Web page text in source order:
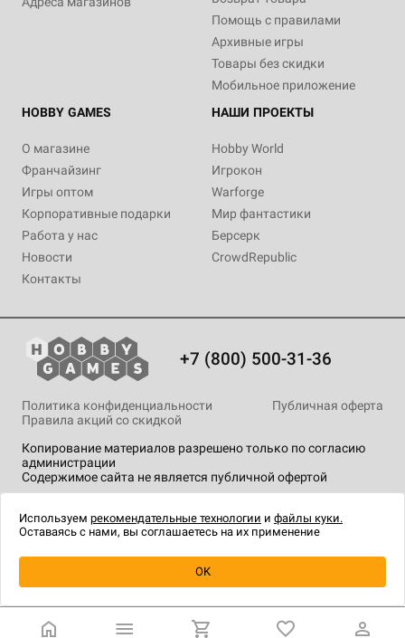
Уведомить о наличии
Помощь с правилами
Архивные игры
Товары без скидки
Мобильное приложение
HOBBY GAMES
О магазине
Франчайзинг
Игры оптом
Корпоративные подарки
Работа у нас
Новости
Контакты
НАШИ ПРОЕКТЫ
Hobby World
Игрокон
Warforge
Мир фантастики
Берсерк
CrowdRepublic
+7 (800) 500-31-36
Копирование материалов разрешено только по согласию
администрации
Содержимое сайта не является публичной офертой
Политика конфиденциальности
Публичная оферта
Правила акций со скидкой
технологии.
Используем рекомендательные технологии и файлы куки.
Оставаясь с нами, вы соглашаетесь на их применение
OK